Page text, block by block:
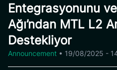
Entegrasyonunu
Ağı’ndan MTL L2
Destekliyor
Announcement • 19/08/2025 -